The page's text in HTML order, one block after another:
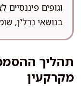
וגופים
בנושאי נדל”ן,
תהליך
מקרקעין